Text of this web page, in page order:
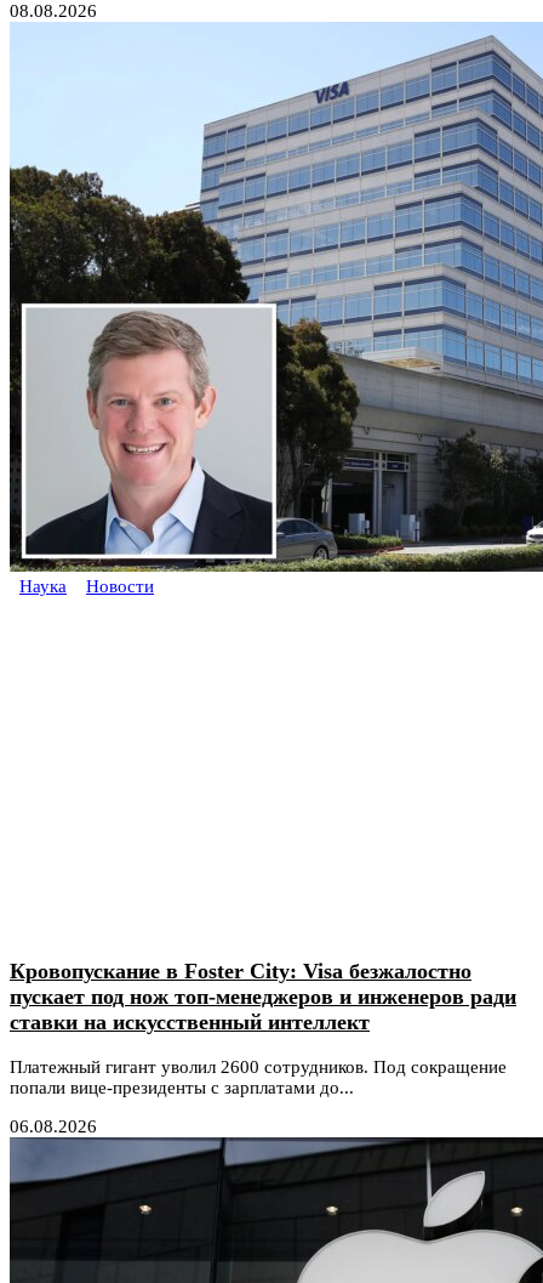
08.08.2026
Наука Новости
Кровопускание в Foster City: Visa безжалостно
пускает под нож топ-менеджеров и инженеров ради
ставки на искусственный интеллект
Платежный гигант уволил 2600 сотрудников. Под сокращение
попали вице-президенты с зарплатами до...
06.08.2026